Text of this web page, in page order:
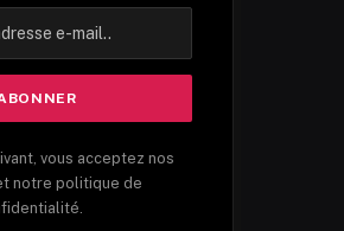
vous acceptez nos
notre politique de